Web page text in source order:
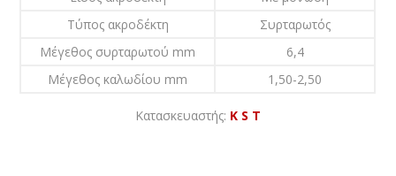
Τύπος ακροδέκτη
Συρταρωτός
Μέγεθος συρταρωτού mm
6,4
Μέγεθος καλωδίου mm
1,50-2,50
Κατασκευαστής: K S T